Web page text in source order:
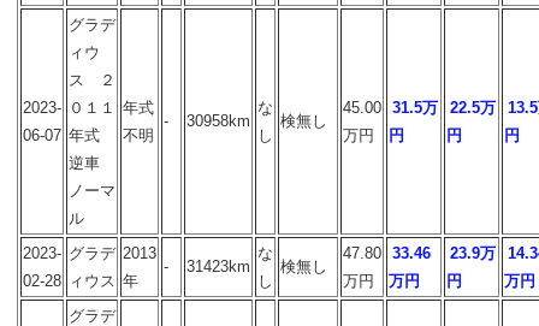
2023-
06-07
グラデ
ィウ
ス ２
０１１
年式
逆車
ノーマ
ル
年式
不明
- 30958km
な
し
検無し
45.00
万円
31.5万
円
22.5万
円
円
2023-
02-28
グラデ
ィウス
2013
年
- 31423km
な
し
検無し
47.80
万円
33.46
万円
23.9万
円
万円
グラデ